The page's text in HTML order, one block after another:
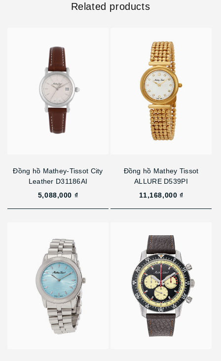
Related products
Đồng hồ Mathey-Tissot City
Leather D31186AI
5,088,000 ₫
Đồng hồ Mathey Tissot
ALLURE D539PI
11,168,000 ₫